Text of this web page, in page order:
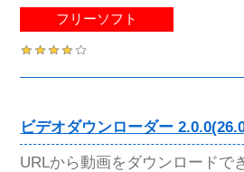
フリーソフト
ビデオダウンローダー
URLから動画をダウンロードで